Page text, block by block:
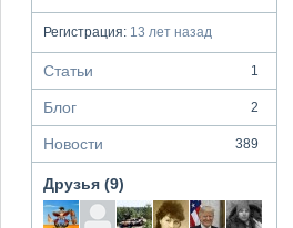
Регистрация:13 лет назад
Статьи 1
Блог 2
Новости 389
Друзья (9)